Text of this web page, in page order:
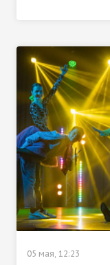
05 мая, 12:23